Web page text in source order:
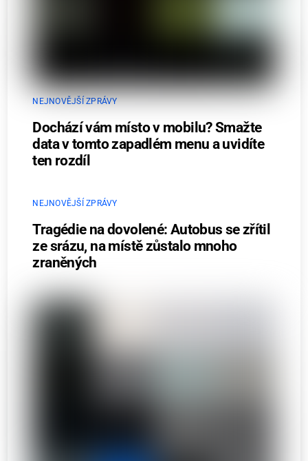
NEJNOVĚJŠÍ ZPRÁVY
Dochází vám místo v mobilu? Smažte
data v tomto zapadlém menu a uvidíte
ten rozdíl
NEJNOVĚJŠÍ ZPRÁVY
Tragédie na dovolené: Autobus se zřítil
ze srázu, na místě zůstalo mnoho
zraněných